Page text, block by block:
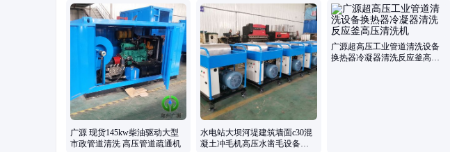
毛机、混凝土、换热器、高压水、柴油驱动、锅炉管道、电机驱动、船体除锈、管道疏通、除锈除漆、钢
坯除磷、电驱动高压、水除磷系统、水喷砂除锈、冷凝器管道、下水道疏通
广源 现货145kw柴油驱动大型
市政管道清洗 高压管道疏通机
水电站大坝河堤建筑墙面c30混
凝土冲毛机高压水凿毛设备厂
广源超高压工业管道清洗设备
换热器冷凝器清洗反应釜高压